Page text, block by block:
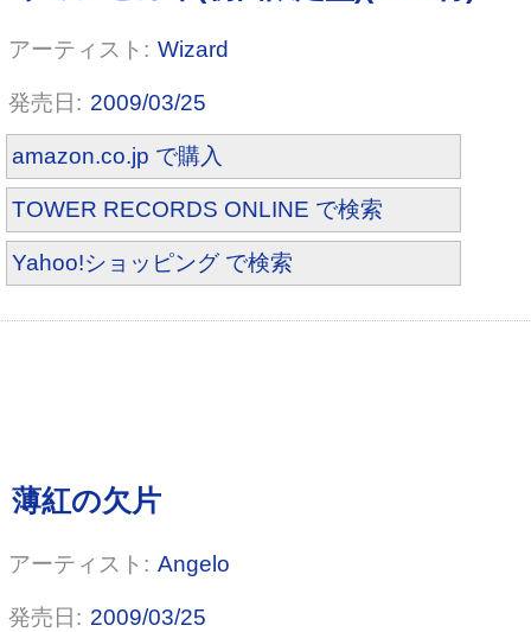
Wizard
2009/03/25
amazon.co.jp で購入
TOWER RECORDS ONLINE で検索
Yahoo!ショッピング で検索
Angelo
2009/03/25